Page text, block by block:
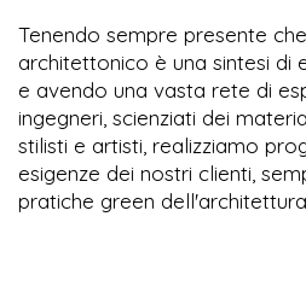
Tenendo sempre presente
architettonico è una sintesi di
e avendo una vasta rete di
ingegneri, scienziati dei
stilisti e artisti, realizziamo
esigenze dei nostri clienti,
pratiche green